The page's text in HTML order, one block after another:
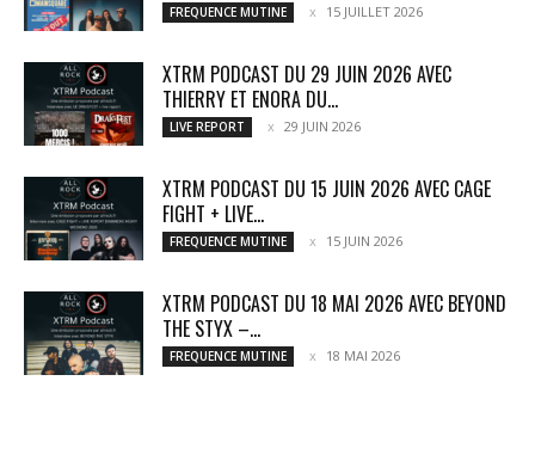
FREQUENCE MUTINE 15 JUILLET 2026
XTRM PODCAST DU 29 JUIN 2026 AVEC
THIERRY ET ENORA DU...
LIVE REPORT 29 JUIN 2026
XTRM PODCAST DU 15 JUIN 2026 AVEC CAGE
FIGHT + LIVE...
FREQUENCE MUTINE 15 JUIN 2026
XTRM PODCAST DU 18 MAI 2026 AVEC BEYOND
THE STYX –...
FREQUENCE MUTINE 18 MAI 2026